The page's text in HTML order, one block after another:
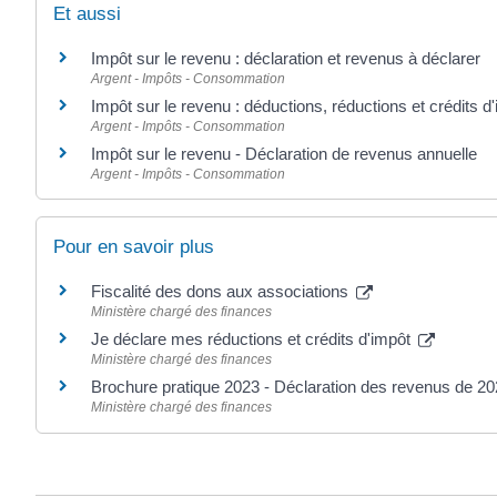
Et aussi
Impôt sur le revenu : déclaration et revenus à déclarer
Argent - Impôts - Consommation
Impôt sur le revenu : déductions, réductions et crédits
Argent - Impôts - Consommation
Impôt sur le revenu - Déclaration de revenus annuelle
Argent - Impôts - Consommation
Pour en savoir plus
Fiscalité des dons aux associations
Ministère chargé des finances
Je déclare mes réductions et crédits d'impôt
Ministère chargé des finances
Brochure pratique 2023 - Déclaration des revenus de
Ministère chargé des finances